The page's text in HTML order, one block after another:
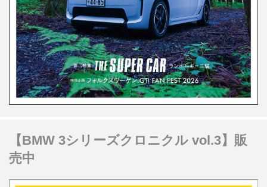
【BMW 3シリーズクロニクル vol.3】販
売中